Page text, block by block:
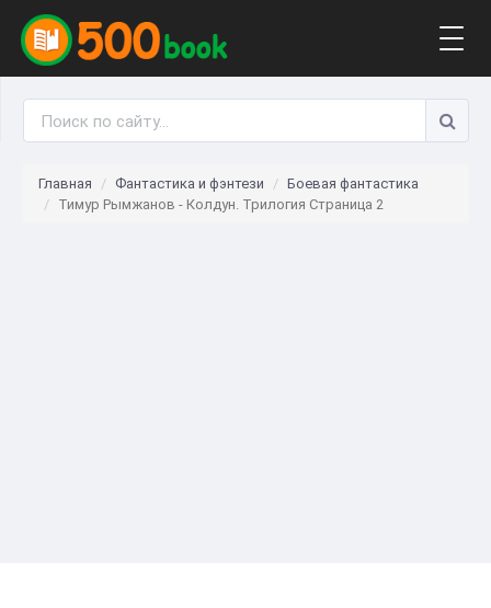
Главная Фантастика и фэнтези
Боевая фантастика
Тимур Рымжанов - Колдун. Трилогия Страница 2